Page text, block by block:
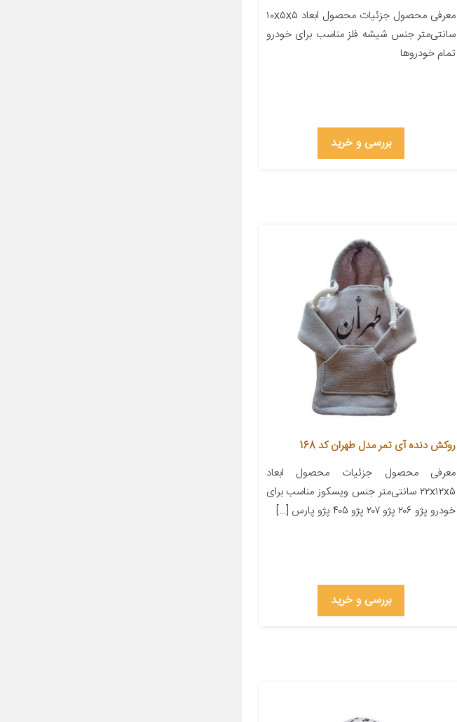
معرفی محصول جزئیات محصول ابعاد ۱۰x۵x۵
سانتی‌متر جنس شیشه فلز مناسب برای خودرو
تمام خودروها
بررسی و خرید
روکش دنده آی تمر مدل طهران کد 168
معرفی محصول جزئیات محصول ابعاد
۲۲x۱۲x۵ سانتی‌متر جنس ویسکوز مناسب برای
خودرو پژو ۲۰۶ پژو ۲۰۷ پژو ۴۰۵ پژو پارس […]
بررسی و خرید